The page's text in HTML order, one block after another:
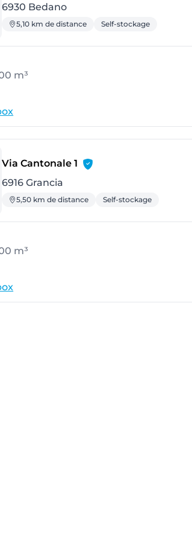
6930 Bedano
5,10 km de distance Self-stockage
m³
Via Cantonale 1 - Grancia
6916 Grancia
5,50 km de distance Self-stockage
m³